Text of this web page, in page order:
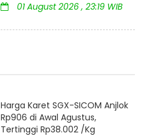
01 August 2026 , 23:19 WIB
Harga Karet SGX-SICOM Anjlok
Rp906 di Awal Agustus,
Tertinggi Rp38.002 /Kg